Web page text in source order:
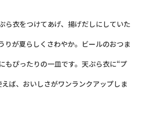
ら衣をつけてあげ、揚げだしにしていた
りが夏らしくさわやか。ビールのおつま
もぴったりの一皿です。天ぷら衣に“プ
ば、おいしさがワンランクアップしま